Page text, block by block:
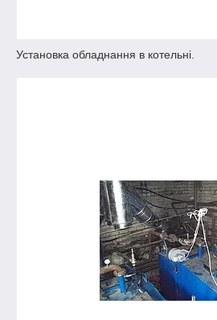
Установка обладнання в котельні.